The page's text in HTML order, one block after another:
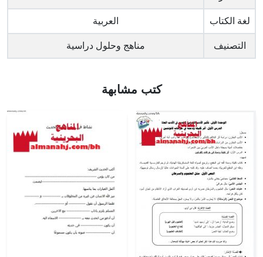
لغة الكتاب العربية
التصنيف مناهج وحلول دراسية
كتب مشابهة